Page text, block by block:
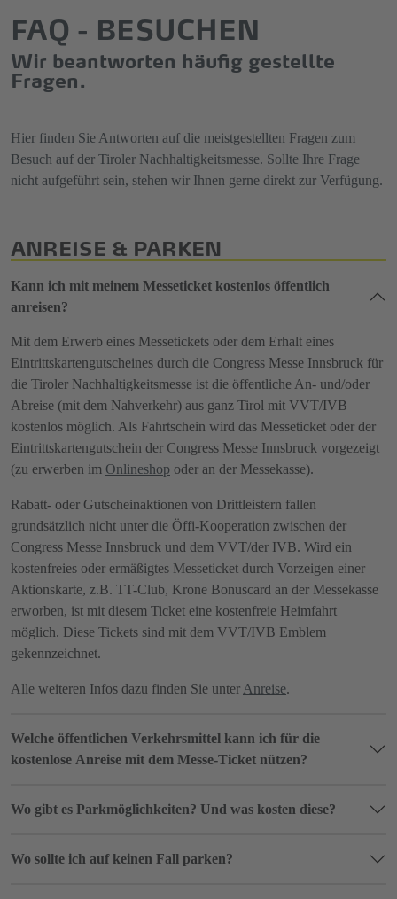
FAQ - BESUCHEN
Wir beantworten häufig gestellte
Fragen.
Hier finden Sie Antworten auf die meistgestellten Fragen zum
Besuch auf der Tiroler Nachhaltigkeitsmesse. Sollte Ihre Frage
nicht aufgeführt sein, stehen wir Ihnen gerne direkt zur Verfügung.
ANREISE & PARKEN
Kann ich mit meinem Messeticket kostenlos öffentlich
anreisen?
Mit dem Erwerb eines Messetickets oder dem Erhalt eines
Eintrittskartengutscheines durch die Congress Messe Innsbruck für
die Tiroler Nachhaltigkeitsmesse ist die öffentliche An- und/oder
Abreise (mit dem Nahverkehr) aus ganz Tirol mit VVT/IVB
kostenlos möglich. Als Fahrtschein wird das Messeticket oder der
Eintrittskartengutschein der Congress Messe Innsbruck vorgezeigt
(zu erwerben im Onlineshop oder an der Messekasse).
Rabatt- oder Gutscheinaktionen von Drittleistern fallen
grundsätzlich nicht unter die Öffi-Kooperation zwischen der
Congress Messe Innsbruck und dem VVT/der IVB. Wird ein
kostenfreies oder ermäßigtes Messeticket durch Vorzeigen einer
Aktionskarte, z.B. TT-Club, Krone Bonuscard an der Messekasse
erworben, ist mit diesem Ticket eine kostenfreie Heimfahrt
möglich. Diese Tickets sind mit dem VVT/IVB Emblem
gekennzeichnet.
Alle weiteren Infos dazu finden Sie unter Anreise.
Welche öffentlichen Verkehrsmittel kann ich für die
kostenlose Anreise mit dem Messe-Ticket nützen?
Wo gibt es Parkmöglichkeiten? Und was kosten diese?
Wo sollte ich auf keinen Fall parken?